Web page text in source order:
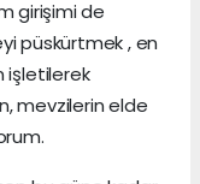
girişimi de
püskürtmek , en
işletilerek
mevzilerin elde